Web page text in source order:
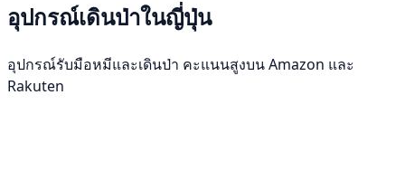
อุปกรณ์เดินป่าในญี่ปุ่น
อุปกรณ์รับมือหมีและเดินป่า คะแนนสูงบน Amazon และ
Rakuten